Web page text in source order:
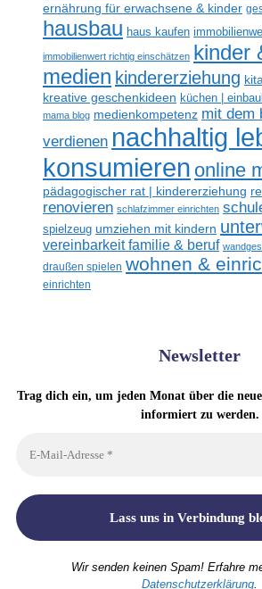
ernährung für erwachsene & kinder
hausbau haus kaufen
immobilienwert richtig einschätzen kinder
medien kindererziehung
kreative geschenkideen küchen |
mama blog medienkompetenz mit dem
verdienen nachhaltig
konsumieren online
pädagogischer rat | kindererziehung
renovieren schlafzimmer einrichten
spielzeug umziehen mit kindern
vereinbarkeit familie & beruf
draußen spielen wohnen &
einrichten
Newsletter
Trag dich ein, um jeden Monat über die
informiert zu werden.
Wir senden keinen Spam! Erfahre
Datenschutzerklärung